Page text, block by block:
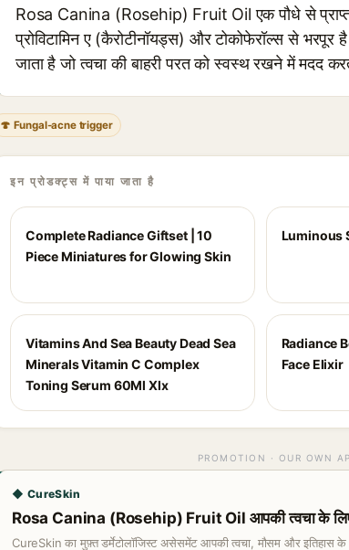
Rosa Canina (Rosehip) Fruit Oil एक पौधे से
प्रोविटामिन ए (कैरोटीनॉयड्स) और टोकोफेरॉल्स से
जाता है जो त्वचा की बाहरी परत को स्वस्थ रखने में मदद
🍄 Fungal-acne trigger
इन प्रोडक्ट्स में पाया जाता है
Complete Radiance Giftset | 10
Piece Miniatures for Glowing Skin
Luminous
Vitamins And Sea Beauty Dead Sea
Minerals Vitamin C Complex
Toning Serum 60Ml Xlx
Radiance
Face Elixir
PROMOTION · OUR OWN
◆ CureSkin
Rosa Canina (Rosehip) Fruit Oil आपकी त्वचा के
CureSkin का मुफ़्त डर्मेटोलॉजिस्ट असेसमेंट आपकी त्वचा, मौसम और इतिहास के